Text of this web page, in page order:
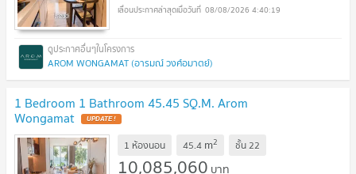
08/08/2026 4:40:19
AROM WONGAMAT (อารมณ์ วงศ์อมาตย์)
1 Bedroom 1 Bathroom 45.45 SQ.M. Arom
Wongamat UPDATE !
1 ห้องนอน 45.4 m2 ชั้น22
10,085,060 บาท